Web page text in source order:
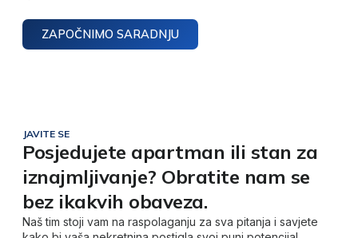
ZAPOČNIMO SARADNJU
JAVITE SE
Posjedujete apartman ili stan za
iznajmljivanje? Obratite nam se
bez ikakvih obaveza.
Naš tim stoji vam na raspolaganju za sva pitanja i savjete